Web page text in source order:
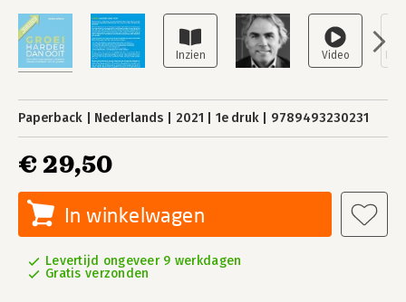
Paperback Nederlands 2021 1e druk 9789493230231
€ 29,50
In winkelwagen
Levertijd ongeveer 9 werkdagen
Gratis verzonden